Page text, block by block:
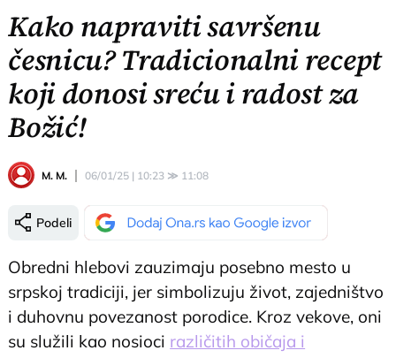
Kako napraviti savršenu
česnicu? Tradicionalni recept
koji donosi sreću i radost za
Božić!
M. M. 06/01/25 | 10:23 ≫ 11:08
Podeli
Obredni hlebovi zauzimaju posebno mesto u
srpskoj tradiciji, jer simbolizuju život, zajedništvo
i duhovnu povezanost porodice. Kroz vekove, oni
su služili kao nosioci različitih običaja i